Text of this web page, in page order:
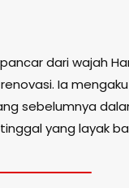
dari wajah
Ia
sebelumnya
yang layak